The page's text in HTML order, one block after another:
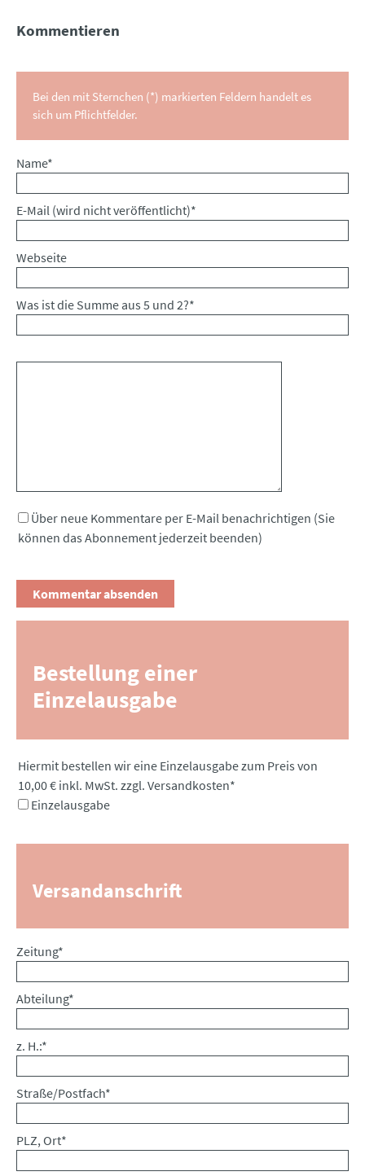
Kommentieren
Bei den mit Sternchen (*) markierten Feldern handelt es
sich um Pflichtfelder.
Pflichtfeld
Name*
Pflichtfeld
E-Mail (wird nicht veröffentlicht)*
Webseite
Was ist die Summe aus 5 und 2?*
Über neue Kommentare per E-Mail benachrichtigen (Sie
können das Abonnement jederzeit beenden)
Bestellung einer
Einzelausgabe
Pflichtfeld
Hiermit bestellen wir eine Einzelausgabe zum Preis von
10,00 € inkl. MwSt. zzgl. Versandkosten*
Einzelausgabe
Versandanschrift
Pflichtfeld
Zeitung*
Pflichtfeld
Abteilung*
Pflichtfeld
z. H.:*
Pflichtfeld
Straße/Postfach*
Pflichtfeld
PLZ, Ort*